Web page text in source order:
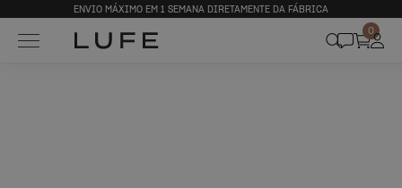
ENVIO MÁXIMO EM 1 SEMANA DIRETAMENTE DA FÁBRICA
0